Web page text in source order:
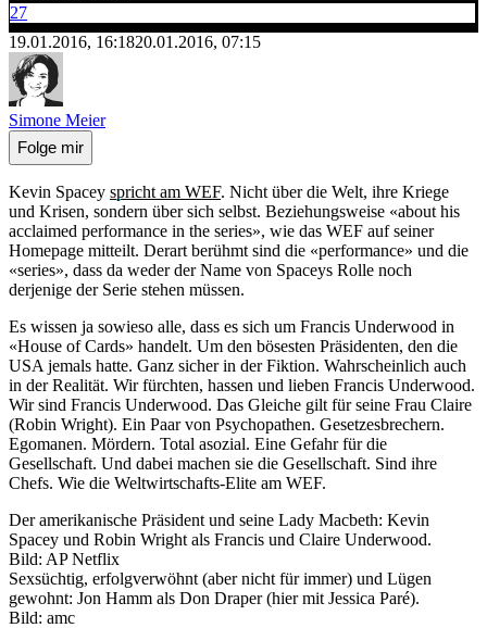
27
19.01.2016, 16:1820.01.2016, 07:15
Simone Meier
Folge mir
Kevin Spacey spricht am WEF. Nicht über die Welt, ihre Kriege
und Krisen, sondern über sich selbst. Beziehungsweise «about his
acclaimed performance in the series», wie das WEF auf seiner
Homepage mitteilt. Derart berühmt sind die «performance» und die
«series», dass da weder der Name von Spaceys Rolle noch
derjenige der Serie stehen müssen.
Es wissen ja sowieso alle, dass es sich um Francis Underwood in
«House of Cards» handelt. Um den bösesten Präsidenten, den die
USA jemals hatte. Ganz sicher in der Fiktion. Wahrscheinlich auch
in der Realität. Wir fürchten, hassen und lieben Francis Underwood.
Wir sind Francis Underwood. Das Gleiche gilt für seine Frau Claire
(Robin Wright). Ein Paar von Psychopathen. Gesetzesbrechern.
Egomanen. Mördern. Total asozial. Eine Gefahr für die
Gesellschaft. Und dabei machen sie die Gesellschaft. Sind ihre
Chefs. Wie die Weltwirtschafts-Elite am WEF.
Der amerikanische Präsident und seine Lady Macbeth: Kevin
Spacey und Robin Wright als Francis und Claire Underwood.
Bild: AP Netflix
Sexsüchtig, erfolgverwöhnt (aber nicht für immer) und Lügen
gewohnt: Jon Hamm als Don Draper (hier mit Jessica Paré).
Bild: amc